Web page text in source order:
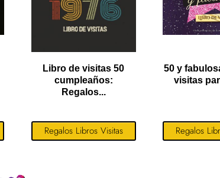
Libro de visitas 50
cumpleaños:
Regalos...
Regalos Libros Visitas
50 y
visitas
Regalos